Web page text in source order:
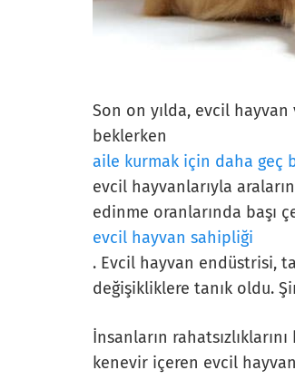
Son on yılda, evcil
beklerken
aile kurmak için daha geç
evcil hayvanlarıyla
edinme oranlarında başı
evcil hayvan sahipliği
. Evcil hayvan endüstrisi,
değişikliklere tanık oldu.
İnsanların
kenevir içeren evcil